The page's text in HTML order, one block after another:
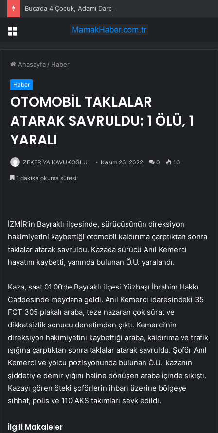
Buca’da 4 Çocuk, Adamı Darp Etti
Menü
Anasayfa / Haber
Haber
OTOMOBİL TAKLALAR
ATARAK SAVRULDU: 1 ÖLÜ, 1
YARALI
ZEKERİYA KAVUKOĞLU Kasım 23, 2022 0 16
1 dakika okuma süresi
İZMİR’in Bayraklı ilçesinde, sürücüsünün direksiyon
hakimiyetini kaybettiği otomobil kaldırıma çarptıktan sonra
taklalar atarak savruldu. Kazada sürücü Anıl Kemerci
hayatını kaybetti, yanında bulunan Ö.U. yaralandı.
Kaza, saat 01.00’de Bayraklı ilçesi Yüzbaşı İbrahim Hakkı
Caddesinde meydana geldi. Anıl Kemerci idaresindeki 35
FCT 305 plakalı araba, teze nazaran çok sürat ve
dikkatsizlik sonucu denetimden çıktı. Kemerci’nin
direksiyon hakimiyetini kaybettiği araba, kaldırıma ve trafik
ışığına çarptıktan sonra taklalar atarak savruldu. Şoför Anıl
Kemerci ve yolcu pozisyonunda bulunan Ö.U., kazanın
şiddetiyle demir yığını haline dönüşen araba içinde sıkıştı.
Kazayı gören öteki şoförlerin ihbarı üzerine bölgeye
sıhhat, polis ve 110 AKS takımları sevk edildi.
İlgili Makaleler